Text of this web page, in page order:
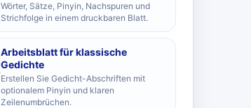
Wörter, Sätze, Pinyin, Nachspuren und
Strichfolge in einem druckbaren Blatt.
Arbeitsblatt für klassische
Gedichte
Erstellen Sie Gedicht-Abschriften mit
optionalem Pinyin und klaren
Zeilenumbrüchen.